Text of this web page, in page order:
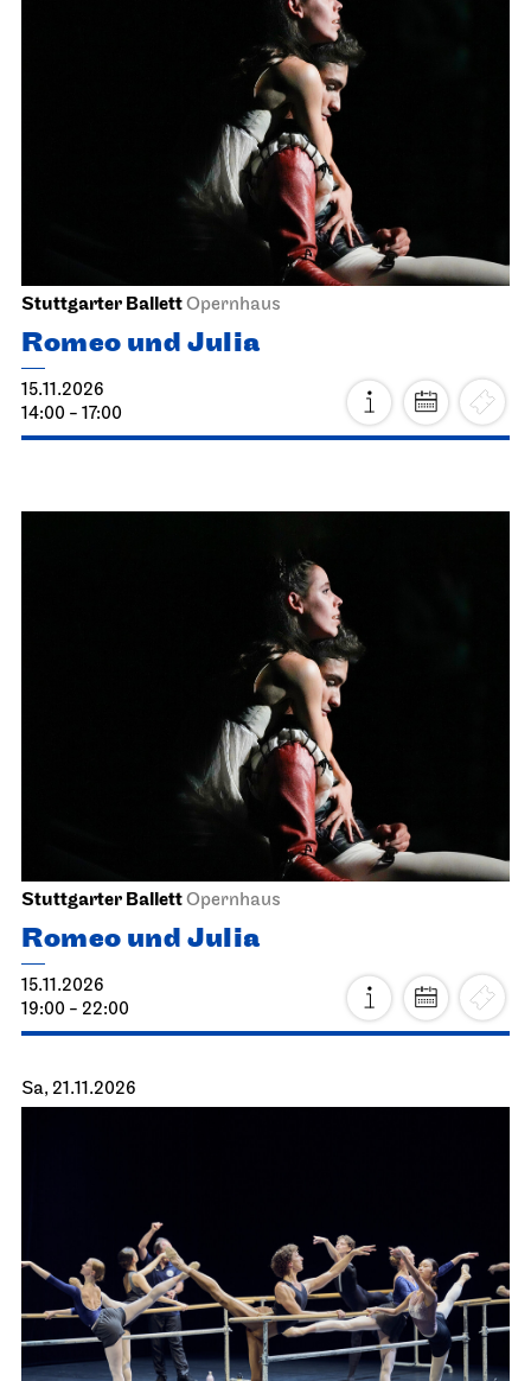
Stuttgarter BallettOpernhaus
Romeo und Julia
15.11.2026
14:00 - 17:00
Stuttgarter BallettOpernhaus
Romeo und Julia
15.11.2026
19:00 - 22:00
Sa, 21.11.2026